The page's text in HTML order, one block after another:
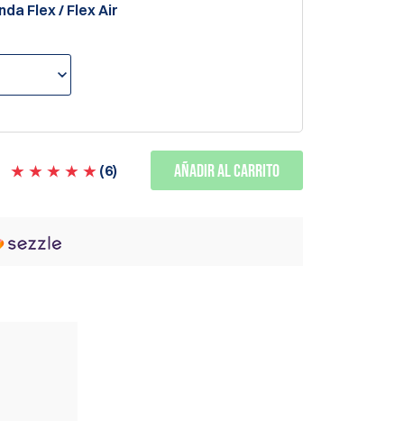
Flex / Flex Air
(6) Añadir al carrito